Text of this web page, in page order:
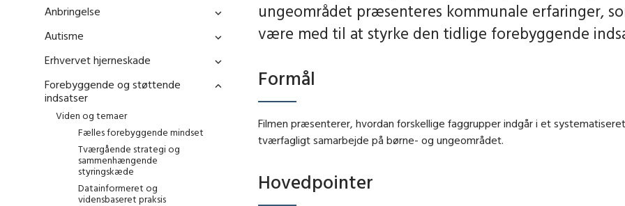
Anbringelse
Autisme
Erhvervet hjerneskade
Forebyggende og støttende
indsatser
Viden og temaer
Fælles forebyggende mindset
Tværgående strategi og
sammenhængende
styringskæde
Datainformeret og
vidensbaseret praksis
ungeområdet præsenteres kommunale erfaringer,
være med til at styrke den tidlige forebyggende
Formål
Filmen præsenterer, hvordan forskellige faggrupper indgår i et systematiseret
tværfagligt samarbejde på børne- og ungeområdet.
Hovedpointer